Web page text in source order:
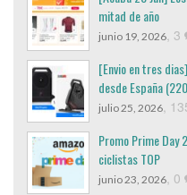
mitad de año
junio 19, 2026, 3
[Envio en tres
desde España
julio 25, 2026,
Promo Prime Day
ciclistas TOP
junio 23, 2026, 0